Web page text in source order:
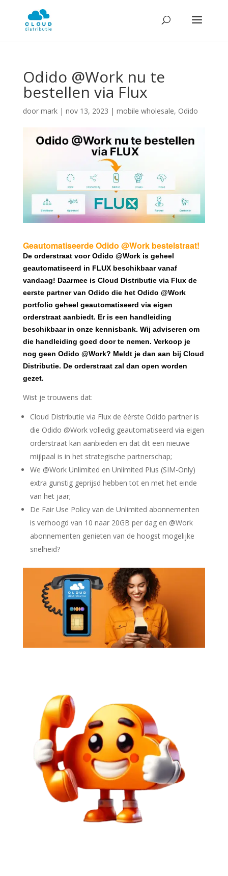
Odido @Work nu te
bestellen via Flux
door mark| nov 13, 2023 | mobile wholesale, Odido
Geautomatiseerde Odido @Work bestelstraat!
De orderstraat voor Odido @Work is geheel
geautomatiseerd in FLUX beschikbaar vanaf
vandaag! Daarmee is Cloud Distributie via Flux de
eerste partner van Odido die het Odido @Work
portfolio geheel geautomatiseerd via eigen
orderstraat aanbiedt. Er is een handleiding
beschikbaarin onze kennisbank. Wij adviseren om
die handleiding goed door te nemen. Verkoop je
nog geen Odido @Work? Meldt je dan aan bij Cloud
Distributie. De orderstraat zal dan open worden
gezet.
Wist je trouwens dat:
Cloud Distributie via Flux de éérste Odido partner is
die Odido @Work volledig geautomatiseerd via eigen
orderstraat kan aanbieden en dat dit een nieuwe
mijlpaal is in het strategische partnerschap;
We @Work Unlimited en Unlimited Plus (SIM-Only)
extra gunstig geprijsd hebben tot en met het einde
van het jaar;
De Fair Use Policy van de Unlimited abonnementen
is verhoogd van 10 naar 20GB per dag en @Work
abonnementen genieten van de hoogst mogelijke
snelheid?